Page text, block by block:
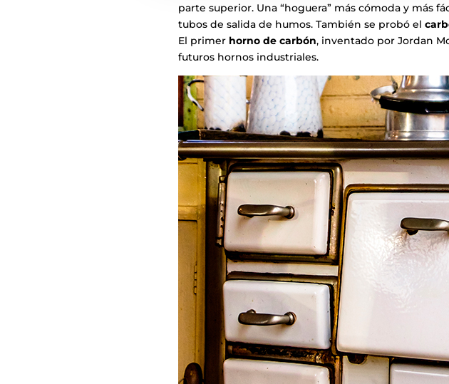
parte superior. Una “hoguera” más cómoda y más
tubos de salida de humos. También se probó el
El primer horno de carbón, inventado por Jordan
futuros hornos industriales.